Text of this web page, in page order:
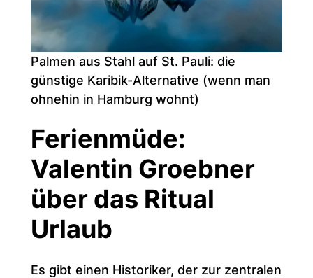
Palmen aus Stahl auf St. Pauli: die
günstige Karibik-Alternative (wenn man
ohnehin in Hamburg wohnt)
Ferienmüde:
Valentin Groebner
über das Ritual
Urlaub
Es gibt einen Historiker, der zur zentralen